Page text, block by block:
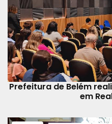
Prefeitura de Belém
em